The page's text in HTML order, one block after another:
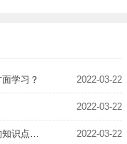
学习？ 2022-03-22
2022-03-22
•学好学位英语有什么捷径吗？考学需要掌握的知识点有哪些？ 2022-03-22